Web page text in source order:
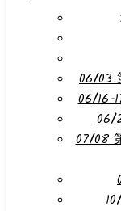
06/03
06/16-
06/
07/08